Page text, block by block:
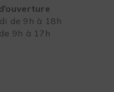
de 9h à 18h
9h à 17h